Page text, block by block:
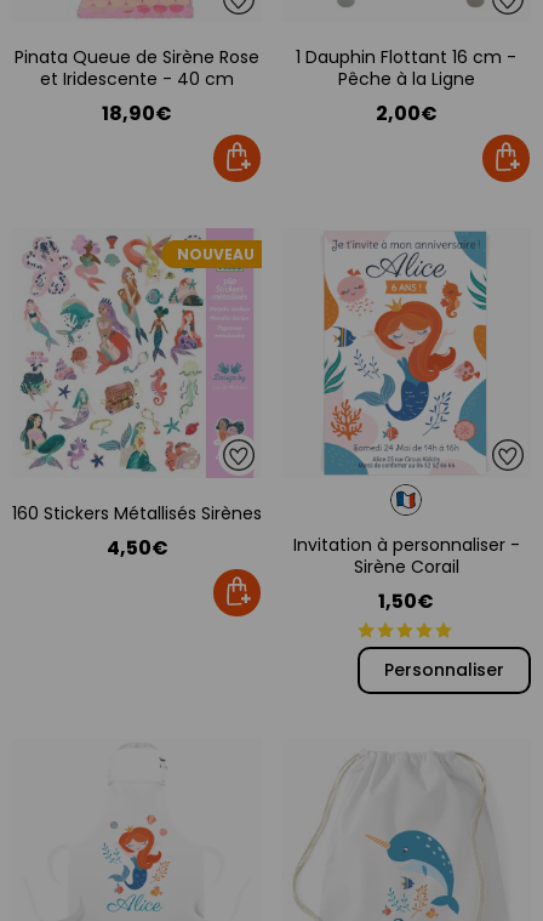
Pinata Queue de Sirène Rose
et Iridescente - 40 cm
18,90€
1 Dauphin Flottant 16 cm -
Pêche à la Ligne
2,00€
NOUVEAU
160 Stickers Métallisés Sirènes
4,50€
Invitation à personnaliser -
Sirène Corail
1,50€
Personnaliser